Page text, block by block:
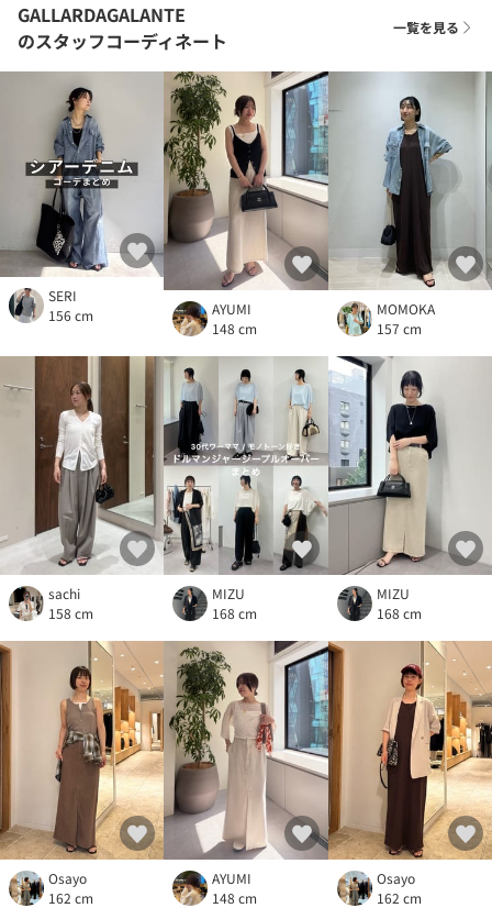
GALLARDAGALANTE
のスタッフコーディネート
一覧を見る
SERI
156 cm
AYUMI
148 cm
MOMOKA
157 cm
sachi
158 cm
MIZU
168 cm
MIZU
168 cm
Osayo
162 cm
AYUMI
148 cm
Osayo
162 cm